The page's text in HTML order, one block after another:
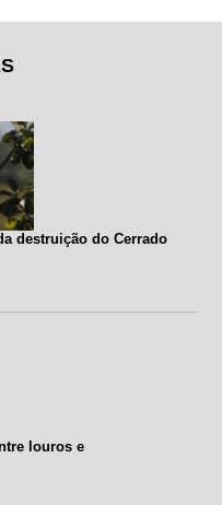
destruição do Cerrado
louros e